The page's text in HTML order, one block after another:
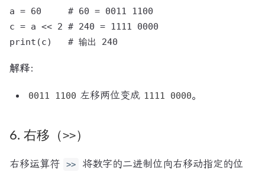
a = 60     # 60 = 0011 1100
c = a << 2 # 240 = 1111 0000
解释：
0011 1100 左移两位变成 1111 0000。
6. 右移（>>）
右移运算符 >>
将数字的二进制位向右移动指定的位